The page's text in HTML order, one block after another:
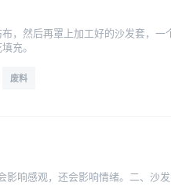
，然后再罩上加工好的沙发套，
充。
废料
响感观，还会影响情绪。二、沙